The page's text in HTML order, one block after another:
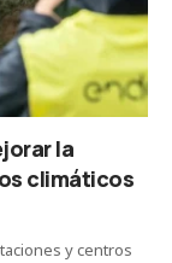
la
climáticos
y centros